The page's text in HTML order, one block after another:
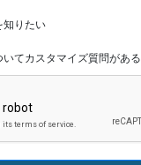
知りたい
いてカスタマイズ質問がある